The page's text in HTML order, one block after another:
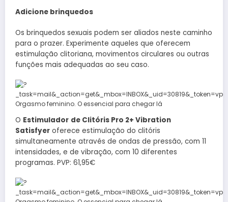
Adicione brinquedos
Os brinquedos sexuais podem ser aliados neste caminho
para o prazer. Experimente aqueles que oferecem
estimulação clitoriana, movimentos circulares ou outras
funções mais adequadas ao seu caso.
O Estimulador de Clitóris Pro 2+ Vibration
Satisfyer oferece estimulação do clitóris
simultaneamente através de ondas de pressão, com 11
intensidades, e de vibração, com 10 diferentes
programas. PVP: 61,95€